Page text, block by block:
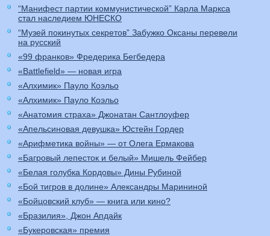
“Манифест партии коммунистической” Карла Маркса
стал наследием ЮНЕСКО
“Музей покинутых секретов” Забужко Оксаны перевели
на русский
«99 франков» Фредерика Бегбедера
«Battlefield» — новая игра
«Алхимик» Пауло Коэльо
«Алхимик» Пауло Коэльо
«Анатомия страха» Джонатан Сантлоуфер
«Апельсиновая девушка» Юстейн Гордер
«Арифметика войны» — от Олега Ермакова
«Багровый лепесток и белый» Мишель Фейбер
«Белая голубка Кордовы» Дины Рубиной
«Бой тигров в долине» Александры Марининой
«Бойцовский клуб» — книга или кино?
«Бразилия», Джон Апдайк
«Букеровская» премия